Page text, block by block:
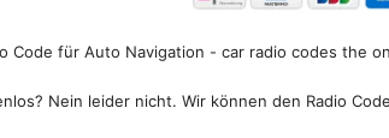
Code für Auto Navigation - car radio codes the
Nein leider nicht. Wir können den Radio